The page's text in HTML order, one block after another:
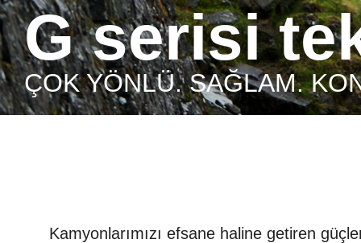
G serisi
ÇOK YÖNLÜ. SAĞLAM.
Kamyonlarımızı efsane haline getiren